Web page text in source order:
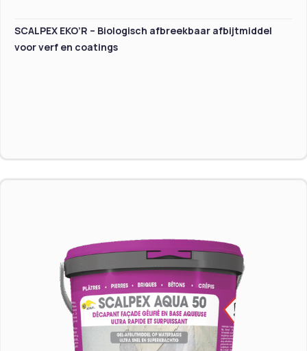
SCALPEX EKO’R – Biologisch afbreekbaar afbijtmiddel
voor verf en coatings